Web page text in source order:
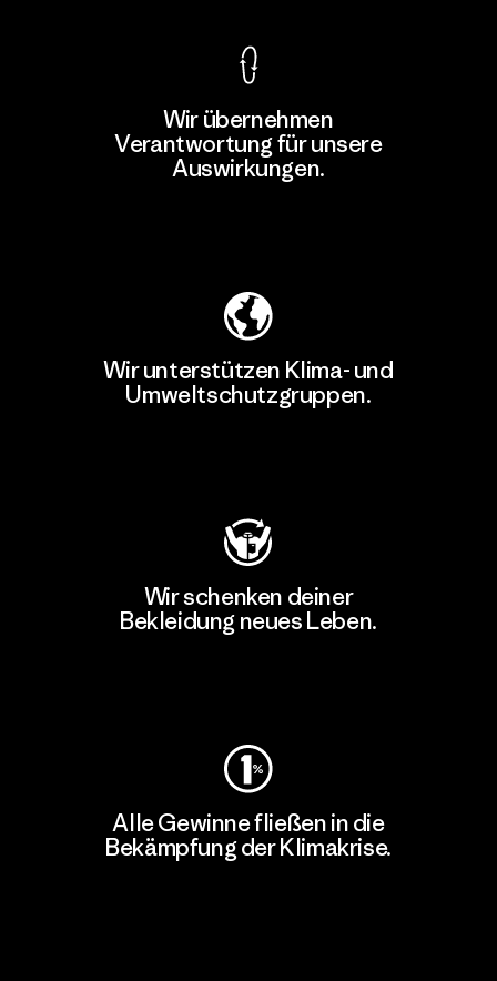
Wir übernehmen
Verantwortung für unsere
Auswirkungen.
Wir unterstützen Klima- und
Umweltschutzgruppen.
Wir schenken deiner
Bekleidung neues Leben.
Alle Gewinne fließen in die
Bekämpfung der Klimakrise.